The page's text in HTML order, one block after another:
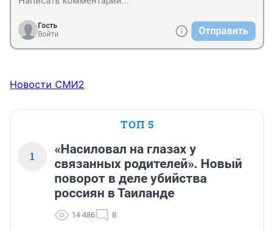
Гость
Войти
Отправить
Новости СМИ2
ТОП 5
1
«Насиловал на глазах у
связанных родителей». Новый
поворот в деле убийства
россиян в Таиланде
14 486 8